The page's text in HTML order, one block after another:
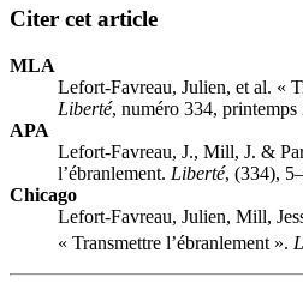
Citer cet article
MLA
Lefort-Favreau, Julien, et al. «
Liberté, numéro 334, printemps
APA
Lefort-Favreau, J., Mill, J. &
l’ébranlement. Liberté, (334),
Chicago
Lefort-Favreau, Julien, Mill,
« Transmettre l’ébranlement ».